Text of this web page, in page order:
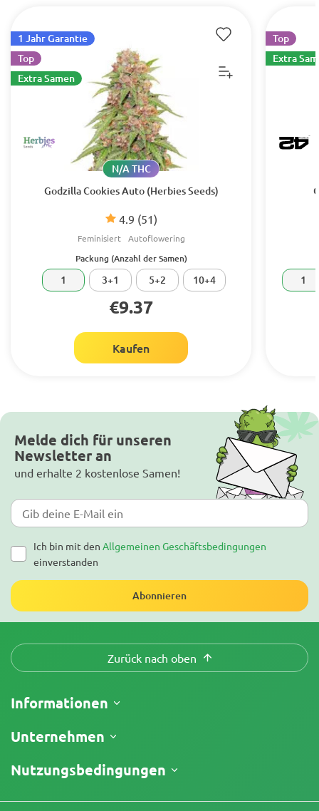
Godzilla Cookies Auto (Herbies Seeds)
4.9 (51)
N/A THC
Feminisiert Autoflowering
1 Jahr Garantie
Top
Extra Samen
Packung (Anzahl der Samen)
1 3+1 5+2 10+4
€9.37
Kaufen
Top
Extra
1
Melde dich für unseren
Newsletter an
und erhalte 2 kostenlose Samen!
Ich bin mit den Allgemeinen Geschäftsbedingungen
einverstanden
Abonnieren
Zurück nach oben
Informationen
Versand
Rückgaberecht
Unternehmen
Über uns
Testberichte
Nutzungsbedingungen
Geschäftsbedingungen